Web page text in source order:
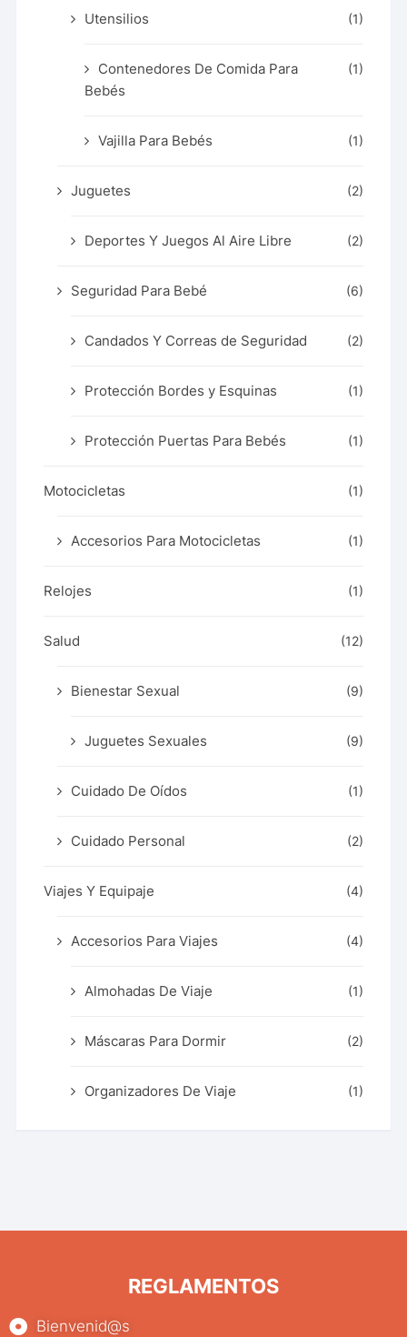
Utensilios (1)
Contenedores De Comida Para
Bebés
(1)
Vajilla Para Bebés (1)
Juguetes (2)
Deportes Y Juegos Al Aire Libre (2)
Seguridad Para Bebé (6)
Candados Y Correas de Seguridad (2)
Protección Bordes y Esquinas (1)
Protección Puertas Para Bebés (1)
Motocicletas (1)
Accesorios Para Motocicletas (1)
Relojes (1)
Salud (12)
Bienestar Sexual (9)
Juguetes Sexuales (9)
Cuidado De Oídos (1)
Cuidado Personal (2)
Viajes Y Equipaje (4)
Accesorios Para Viajes (4)
Almohadas De Viaje (1)
Máscaras Para Dormir (2)
Organizadores De Viaje (1)
REGLAMENTOS
Bienvenid@s